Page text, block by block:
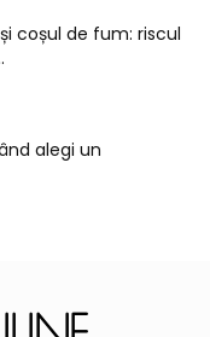
coșul de fum: riscul
alegi un